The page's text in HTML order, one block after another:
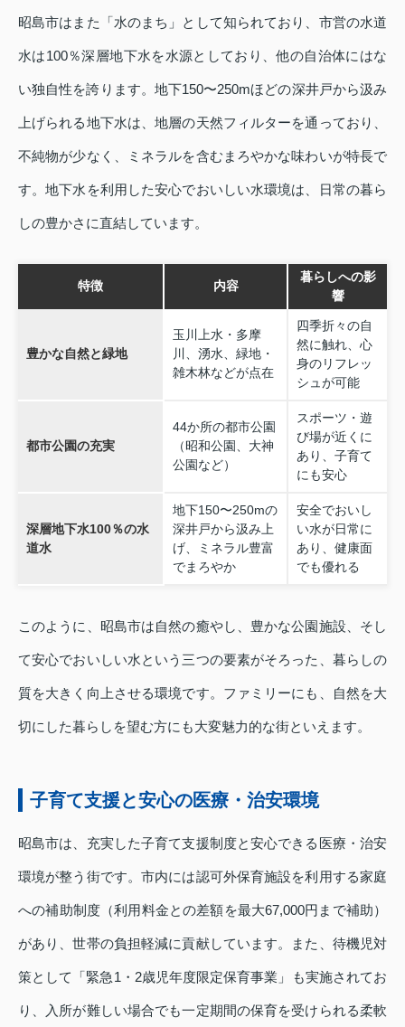
昭島市はまた「水のまち」として知られており、市営の水道
水は100％深層地下水を水源としており、他の自治体にはな
い独自性を誇ります。地下150〜250mほどの深井戸から汲み
上げられる地下水は、地層の天然フィルターを通っており、
不純物が少なく、ミネラルを含むまろやかな味わいが特長で
す。地下水を利用した安心でおいしい水環境は、日常の暮ら
しの豊かさに直結しています。
特徴 内容
暮らしへの影
響
豊かな自然と緑地
玉川上水・多摩
川、湧水、緑地・
雑木林などが点在
四季折々の自
然に触れ、心
身のリフレッ
シュが可能
都市公園の充実
44か所の都市公園
（昭和公園、大神
公園など）
スポーツ・遊
び場が近くに
あり、子育て
にも安心
深層地下水100％の水
道水
地下150〜250mの
深井戸から汲み上
げ、ミネラル豊富
でまろやか
安全でおいし
い水が日常に
あり、健康面
でも優れる
このように、昭島市は自然の癒やし、豊かな公園施設、そし
て安心でおいしい水という三つの要素がそろった、暮らしの
質を大きく向上させる環境です。ファミリーにも、自然を大
切にした暮らしを望む方にも大変魅力的な街といえます。
子育て支援と安心の医療・治安環境
昭島市は、充実した子育て支援制度と安心できる医療・治安
環境が整う街です。市内には認可外保育施設を利用する家庭
への補助制度（利用料金との差額を最大67,000円まで補助）
があり、世帯の負担軽減に貢献しています。また、待機児対
策として「緊急1・2歳児年度限定保育事業」も実施されてお
り、入所が難しい場合でも一定期間の保育を受けられる柔軟